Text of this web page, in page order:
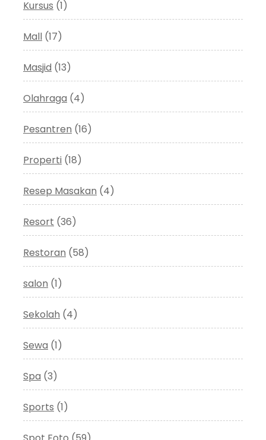
Kursus (1)
Mall (17)
Masjid (13)
Olahraga (4)
Pesantren (16)
Properti (18)
Resep Masakan (4)
Resort (36)
Restoran (58)
salon (1)
Sekolah (4)
Sewa (1)
Spa (3)
Sports (1)